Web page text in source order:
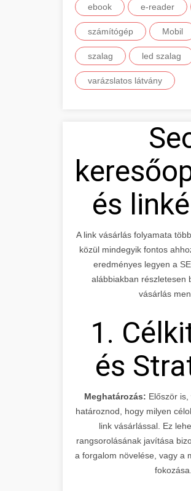
ebook e-reader
számítógép Mobil
szalag led szalag
varázslatos látvány
és
A link vásárlás folyamata
közül mindegyik fontos
eredményes legyen a
alábbiakban részletesen
vásárlás
1.
és
Meghatározás: Először
határoznod, hogy milyen
link vásárlással. Ez
rangsorolásának javítása
a forgalom növelése, vagy a
fokozása.